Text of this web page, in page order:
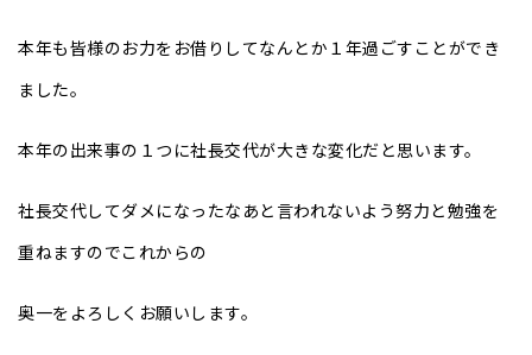
本年も皆様のお力をお借りしてなんとか１年過ごすことができ
ました。
本年の出来事の１つに社長交代が大きな変化だと思います。
社長交代してダメになったなあと言われないよう努力と勉強を
重ねますのでこれからの
奥一をよろしくお願いします。